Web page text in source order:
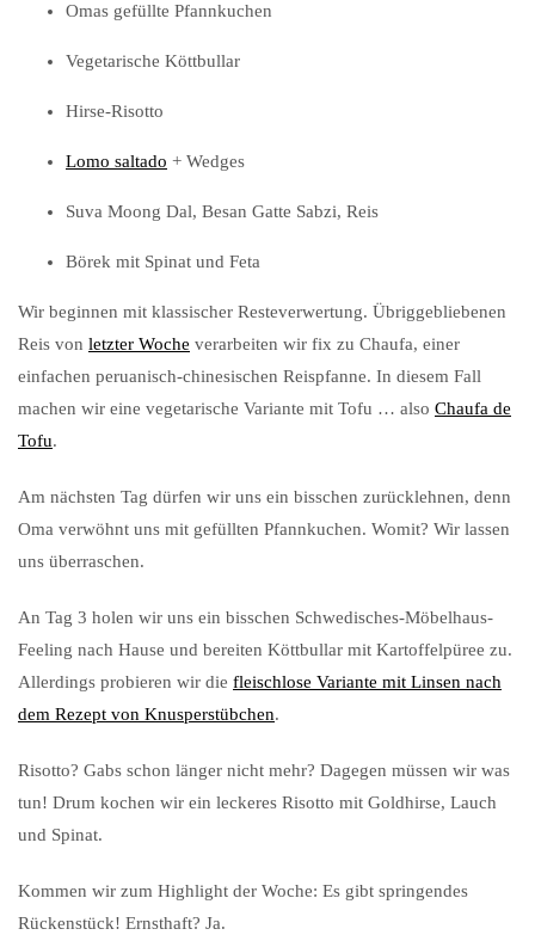
Omas gefüllte Pfannkuchen
Vegetarische Köttbullar
Hirse-Risotto
Lomo saltado + Wedges
Suva Moong Dal, Besan Gatte Sabzi, Reis
Börek mit Spinat und Feta
Wir beginnen mit klassischer Resteverwertung. Übriggebliebenen
Reis von letzter Woche verarbeiten wir fix zu Chaufa, einer
einfachen peruanisch-chinesischen Reispfanne. In diesem Fall
machen wir eine vegetarische Variante mit Tofu … also Chaufa de
Tofu.
Am nächsten Tag dürfen wir uns ein bisschen zurücklehnen, denn
Oma verwöhnt uns mit gefüllten Pfannkuchen. Womit? Wir lassen
uns überraschen.
An Tag 3 holen wir uns ein bisschen Schwedisches-Möbelhaus-
Feeling nach Hause und bereiten Köttbullar mit Kartoffelpüree zu.
Allerdings probieren wir die fleischlose Variante mit Linsen nach
dem Rezept von Knusperstübchen.
Risotto? Gabs schon länger nicht mehr? Dagegen müssen wir was
tun! Drum kochen wir ein leckeres Risotto mit Goldhirse, Lauch
und Spinat.
Kommen wir zum Highlight der Woche: Es gibt springendes
Rückenstück! Ernsthaft? Ja.